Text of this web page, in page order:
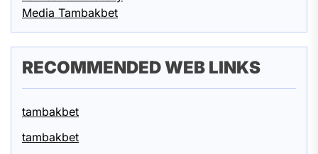
Media Tambakbet
RECOMMENDED WEB LINKS
tambakbet
tambakbet